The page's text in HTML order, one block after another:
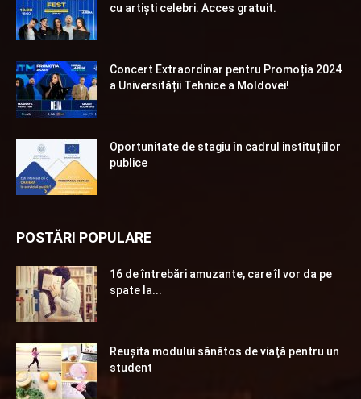
cu artiști celebri. Acces gratuit.
Concert Extraordinar pentru Promoția 2024
a Universității Tehnice a Moldovei!
Oportunitate de stagiu în cadrul instituțiilor
publice
POSTĂRI POPULARE
16 de întrebări amuzante, care îl vor da pe
spate la...
Reuşita modului sănătos de viaţă pentru un
student